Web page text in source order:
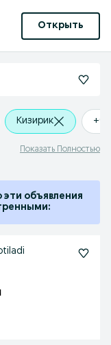
Открыть
Кизирик +0
Показать Полностью
эти объявления